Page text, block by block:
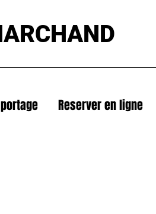
Reserver en ligne